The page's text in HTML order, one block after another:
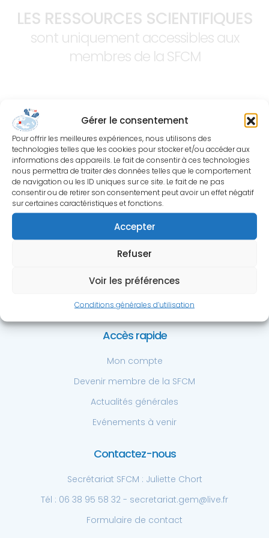
Gérer le consentement
Pour offrir les meilleures expériences, nous utilisons des
technologies telles que les cookies pour stocker et/ou accéder aux
informations des appareils. Le fait de consentir à ces technologies
nous permettra de traiter des données telles que le comportement
de navigation ou les ID uniques sur ce site. Le fait de ne pas
consentir ou de retirer son consentement peut avoir un effet négatif
sur certaines caractéristiques et fonctions.
Accepter
Refuser
Voir les préférences
Conditions générales d’utilisation
LES RESSOURCES SCIENTIFIQUES
sont uniquement accessibles aux
membres de la SFCM
Chirurgie de la Main
Centre Hospitalier Privé St. Grégoire
6 bd de la boutière, 35768 St. Grégoire
Tél: +33 6 38 95 58 32
Accès rapide
Mon compte
Devenir membre de la SFCM
Actualités générales
Evénements à venir
Contactez-nous
Secrétariat SFCM : Juliette Chort
Tél : 06 38 95 58 32 - secretariat.gem@live.fr
Formulaire de contact